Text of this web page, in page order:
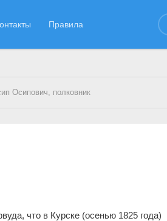
Правила
Осипович, полковник
что в Курске (осенью 1825 года)